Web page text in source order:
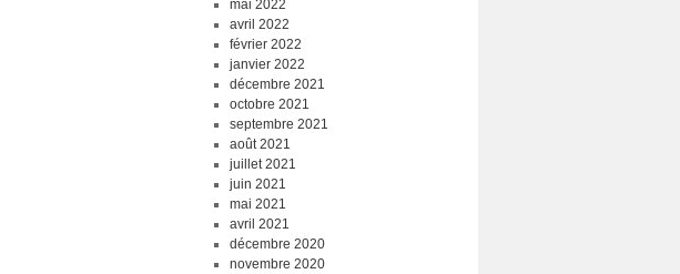
mai 2022
avril 2022
février 2022
janvier 2022
décembre 2021
octobre 2021
septembre 2021
août 2021
juillet 2021
juin 2021
mai 2021
avril 2021
décembre 2020
novembre 2020